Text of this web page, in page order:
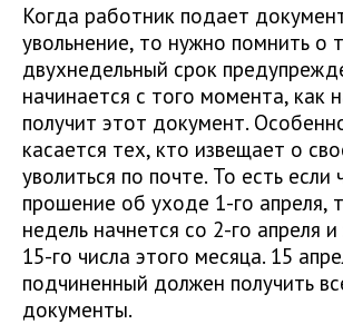
Когда работник подает
увольнение, то нужно помнить о
двухнедельный срок
начинается с того момента, как
получит этот документ.
касается тех, кто извещает о
уволиться по почте. То есть если
прошение об уходе 1-го апреля,
недель начнется со 2-го апреля и
15-го числа этого месяца. 15
подчиненный должен получить
документы.